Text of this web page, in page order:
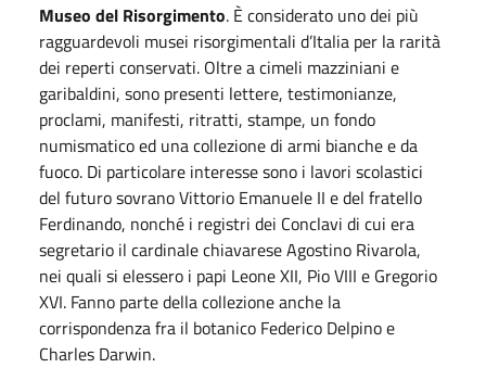
Museo del Risorgimento. È considerato uno dei più
ragguardevoli musei risorgimentali d’Italia per la rarità
dei reperti conservati. Oltre a cimeli mazziniani e
garibaldini, sono presenti lettere, testimonianze,
proclami, manifesti, ritratti, stampe, un fondo
numismatico ed una collezione di armi bianche e da
fuoco. Di particolare interesse sono i lavori scolastici
del futuro sovrano Vittorio Emanuele II e del fratello
Ferdinando, nonché i registri dei Conclavi di cui era
segretario il cardinale chiavarese Agostino Rivarola,
nei quali si elessero i papi Leone XII, Pio VIII e Gregorio
XVI. Fanno parte della collezione anche la
corrispondenza fra il botanico Federico Delpino e
Charles Darwin.